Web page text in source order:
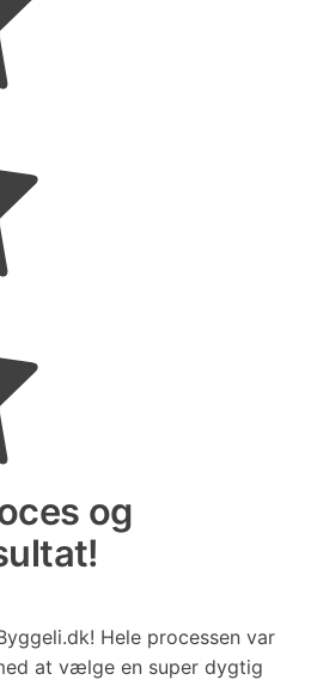
og
Hele processen var
at vælge en super dygtig